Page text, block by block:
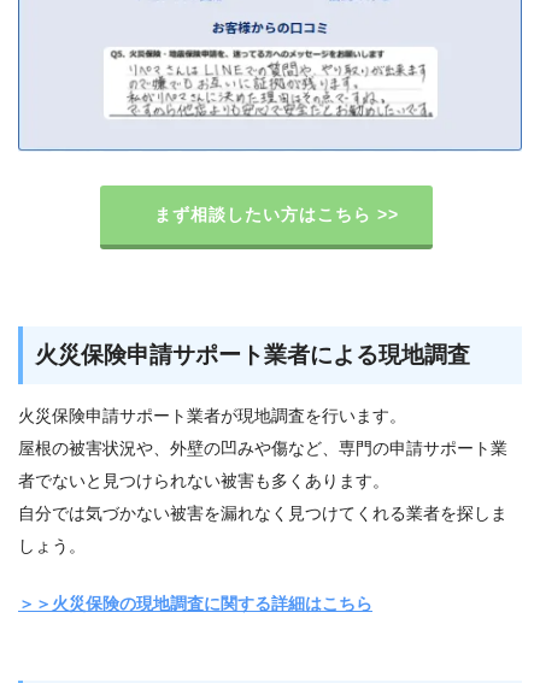
まず相談したい方はこちら >>
火災保険申請サポート業者による現地調査
火災保険申請サポート業者が現地調査を行います。
屋根の被害状況や、外壁の凹みや傷など、専門の申請サポート業
者でないと見つけられない被害も多くあります。
自分では気づかない被害を漏れなく見つけてくれる業者を探しま
しょう。
＞＞火災保険の現地調査に関する詳細はこちら